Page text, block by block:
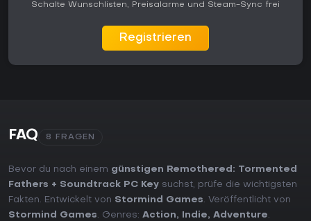
Schalte Wunschlisten, Preisalarme und Steam-Sync frei
Registrieren
FAQ 8 FRAGEN
Bevor du nach einem günstigen Remothered: Tormented
Fathers + Soundtrack PC Key suchst, prüfe die wichtigsten
Fakten. Entwickelt von Stormind Games. Veröffentlicht von
Stormind Games. Genres: Action, Indie, Adventure.